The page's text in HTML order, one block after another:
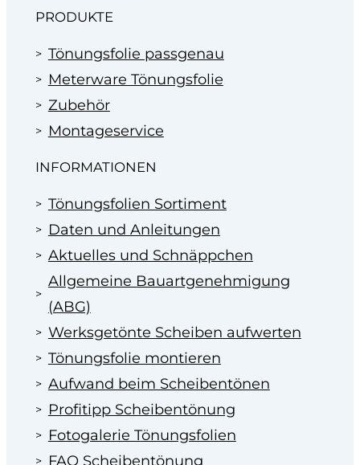
PRODUKTE
Tönungsfolie passgenau
Meterware Tönungsfolie
Zubehör
Montageservice
INFORMATIONEN
Tönungsfolien Sortiment
Daten und Anleitungen
Aktuelles und Schnäppchen
Allgemeine Bauartgenehmigung
(ABG)
Werksgetönte Scheiben aufwerten
Tönungsfolie montieren
Aufwand beim Scheibentönen
Profitipp Scheibentönung
Fotogalerie Tönungsfolien
FAQ Scheibentönung